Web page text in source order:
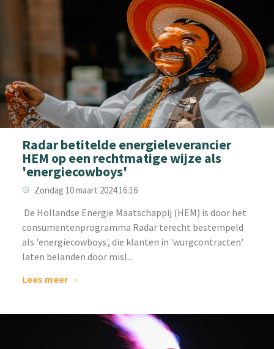
Radar betitelde energieleverancier
HEM op een rechtmatige wijze als
'energiecowboys'
Zondag 10 maart 2024 16:16
‌ De Hollandse Energie Maatschappij (HEM) is door het
consumentenprogramma Radar terecht bestempeld
als 'energiecowboys', die klanten in 'wurgcontracten'
laten belanden door misl...
Lees meer